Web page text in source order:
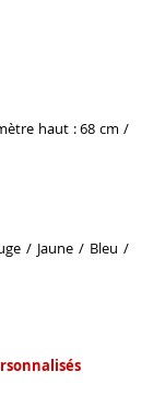
haut : 68 cm /
/ Jaune / Bleu /